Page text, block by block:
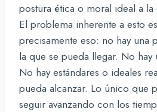
postura ética o moral ideal a
El problema inherente a esto
precisamente eso: no hay una
la que se pueda llegar. No hay
No hay estándares o ideales
pueda alcanzar. Lo único que
seguir avanzando con los